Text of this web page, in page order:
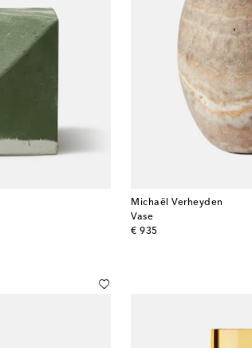
Michaël Verheyden
Vase
€ 935
original price